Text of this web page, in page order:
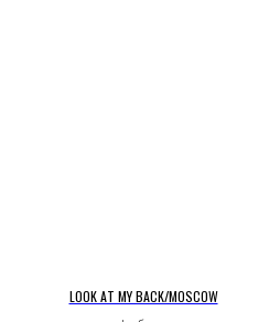
LOOK AT MY BACK/MOSCOW